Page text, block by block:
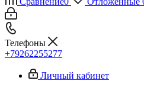
Телефоны
+79262255277
Личный кабинет